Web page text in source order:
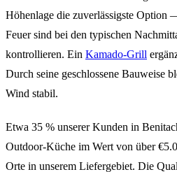
Höhenlage die zuverlässigste Option
Feuer sind bei den typischen
kontrollieren. Ein Kamado-Grill
Durch seine geschlossene Bauweise
Wind stabil.
Etwa 35 % unserer Kunden in
Outdoor-Küche im Wert von über
Orte in unserem Liefergebiet. Die